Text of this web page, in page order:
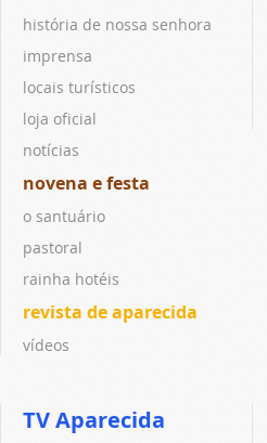
história de nossa senhora
imprensa
locais turísticos
loja oficial
notícias
novena e festa
o santuário
pastoral
rainha hotéis
revista de aparecida
vídeos
TV Aparecida